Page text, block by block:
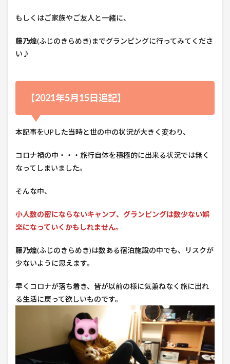
もしくはご家族やご友人と一緒に、
藤乃煌(ふじのきらめき)までグランピングに行ってみてくださ
い♪
【2021年5月15日追記】
本記事をUPした当時と世の中の状況が大きく変わり、
コロナ禍の中・・・旅行自体を積極的に出来る状況では無く
なってしまいました。
そんな中、
小人数の密にならないキャンプ、グランピングは数少ない娯
楽になっていくかもしれません。
藤乃煌(ふじのきらめき)は数ある宿泊施設の中でも、リスクが
少ないように思えます。
早くコロナが落ち着き、皆が以前の様に気兼ねなく旅に出れ
る生活に戻って欲しいものです。